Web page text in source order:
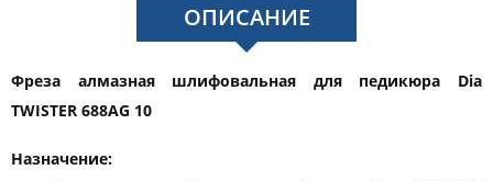
ОПИСАНИЕ
Фреза алмазная шлифовальная для педикюра Dia
TWISTER 688AG 10
Назначение: